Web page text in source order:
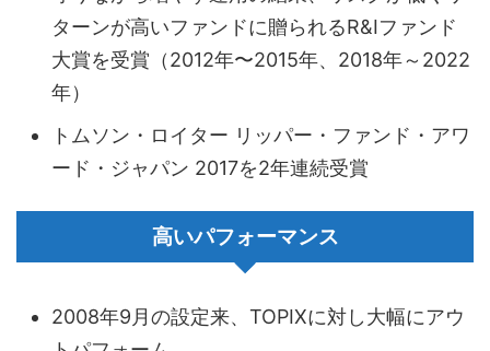
ターンが高いファンドに贈られるR&Iファンド
大賞を受賞（2012年〜2015年、2018年～2022
年）
トムソン・ロイター リッパー・ファンド・アワ
ード・ジャパン 2017を2年連続受賞
高いパフォーマンス
2008年9月の設定来、TOPIXに対し大幅にアウ